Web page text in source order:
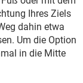
Ihres Ziels
dahin etwa
Um die Option
in die Mitte